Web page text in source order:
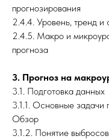
прогнозирования
2.4.4. Уровень, тренд и
2.4.5. Макро и
прогноза
3. Прогноз на
3.1. Подготовка данных
3.1.1. Основные задачи
Обзор
3.1.2. Понятие